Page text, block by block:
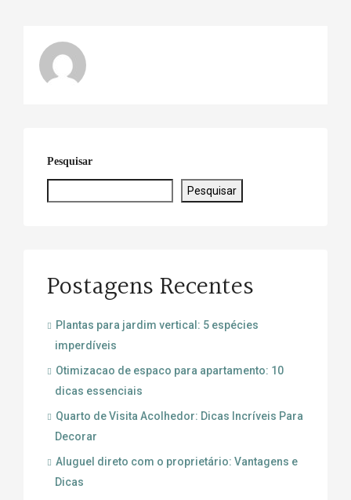
Pesquisar
Pesquisar
Postagens Recentes
Plantas para jardim vertical: 5 espécies
imperdíveis
Otimizacao de espaco para apartamento: 10
dicas essenciais
Quarto de Visita Acolhedor: Dicas Incríveis Para
Decorar
Aluguel direto com o proprietário: Vantagens e
Dicas